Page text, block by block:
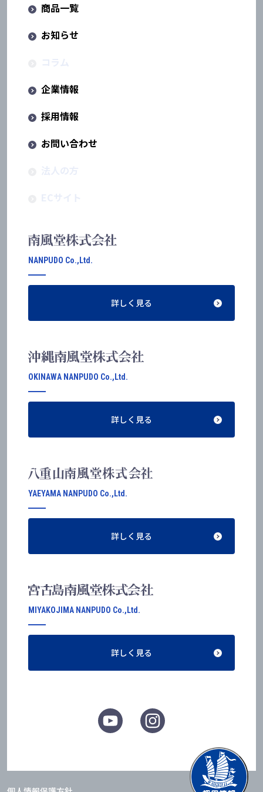
商品一覧
お知らせ
企業情報
採用情報
お問い合わせ
NANPUDO Co.,Ltd.
詳しく見る
OKINAWA NANPUDO Co.,Ltd.
詳しく見る
YAEYAMA NANPUDO Co.,Ltd.
詳しく見る
MIYAKOJIMA NANPUDO Co.,Ltd.
詳しく見る